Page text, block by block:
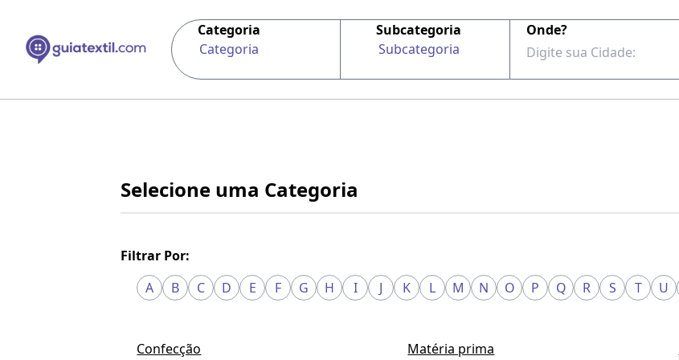
Categoria
Categoria
Subcategoria
Subcategoria
Onde?
Selecione uma Categoria
Filtrar Por:
A
B C D E F G H I J K L M N O P Q R S T U
Confecção Matéria prima